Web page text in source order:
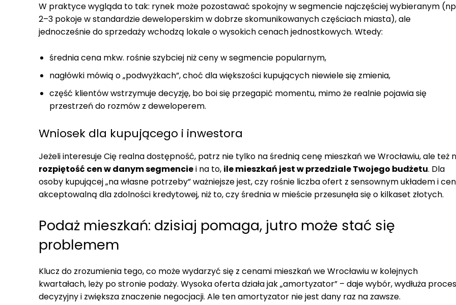
W praktyce wygląda to tak: rynek może pozostawać spokojny w segmencie najczęściej wybieranym
2–3 pokoje w standardzie deweloperskim w dobrze skomunikowanych częściach miasta), ale
jednocześnie do sprzedaży wchodzą lokale o wysokich cenach jednostkowych. Wtedy:
średnia cena mkw. rośnie szybciej niż ceny w segmencie popularnym,
nagłówki mówią o „podwyżkach”, choć dla większości kupujących niewiele się zmienia,
część klientów wstrzymuje decyzję, bo boi się przegapić momentu, mimo że realnie pojawia się
przestrzeń do rozmów z deweloperem.
Wniosek dla kupującego i inwestora
Jeżeli interesuje Cię realna dostępność, patrz nie tylko na średnią cenę mieszkań we Wrocławiu, ale też
rozpiętość cen w danym segmenciei na to, ile mieszkań jest w przedziale Twojego budżetu. Dla
osoby kupującej „na własne potrzeby” ważniejsze jest, czy rośnie liczba ofert z sensownym układem i
akceptowalną dla zdolności kredytowej, niż to, czy średnia w mieście przesunęła się o kilkaset złotych.
Podaż mieszkań: dzisiaj pomaga, jutro może stać się
problemem
Klucz do zrozumienia tego, co może wydarzyć się z cenami mieszkań we Wrocławiu w kolejnych
kwartałach, leży po stronie podaży. Wysoka oferta działa jak „amortyzator” – daje wybór, wydłuża proces
decyzyjny i zwiększa znaczenie negocjacji. Ale ten amortyzator nie jest dany raz na zawsze.